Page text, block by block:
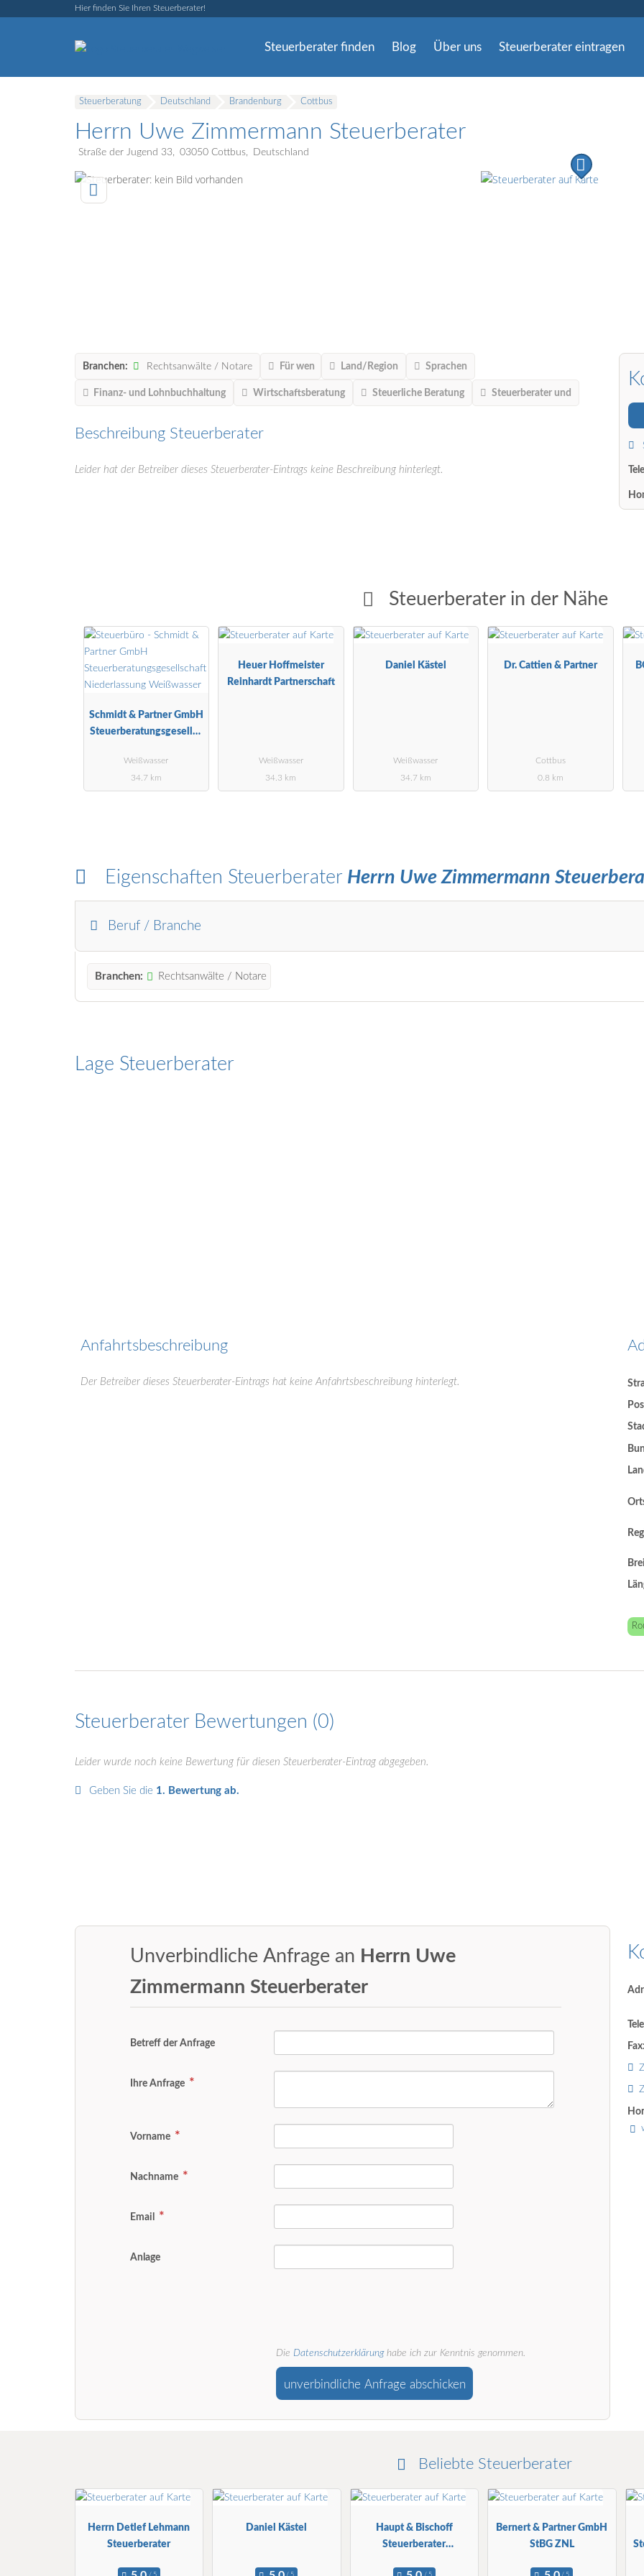
Hier finden Sie Ihren Steuerberater!
Steuerberater finden Blog Über uns Steuerberater eintragen
Steuerberatung Deutschland Brandenburg Cottbus
Herrn Uwe Zimmermann Steuerberater
Straße der Jugend 33 03050 Cottbus Deutschland
Branchen: Rechtsanwälte / Notare Für wen Land/Region Sprachen
Finanz- und Lohnbuchhaltung Wirtschaftsberatung Steuerliche Beratung Steuerberater und
Beschreibung Steuerberater
Leider hat der Betreiber dieses Steuerberater-Eintrags keine Beschreibung hinterlegt.
Steuerberater in der Nähe
Schmidt & Partner GmbH
Steuerberatungsgesellsc
Weißwasser
Weißwasser
34.7 km
Heuer Hoffmeister
Reinhardt Partnerschaft
Weißwasser
34.3 km
Daniel Kästel
Weißwasser
34.7 km
Dr. Cattien & Partner
Cottbus
0.8 km
Eigenschaften Steuerberater Herrn Uwe Zimmermann
Beruf / Branche
Branchen: Rechtsanwälte / Notare
Lage Steuerberater
Anfahrtsbeschreibung
Der Betreiber dieses Steuerberater-Eintrags hat keine Anfahrtsbeschreibung hinterlegt.
Steuerberater Bewertungen 0
Leider wurde noch keine Bewertung für diesen Steuerberater-Eintrag abgegeben.
Geben Sie die 1. Bewertung ab.
Unverbindliche Anfrage an Herrn Uwe
Zimmermann Steuerberater
Betreff der Anfrage
Ihre Anfrage
Vorname
Nachname
Email
Anlage
Die Datenschutzerklärunghabe ich zur Kenntnis genommen.
unverbindliche Anfrage abschicken
Fax:
Beliebte Steuerberater
Herrn Detlef Lehmann
Steuerberater
Daniel Kästel
Haupt & Bischoff
Steuerberater
Bernert & Partner GmbH
StBG ZNL